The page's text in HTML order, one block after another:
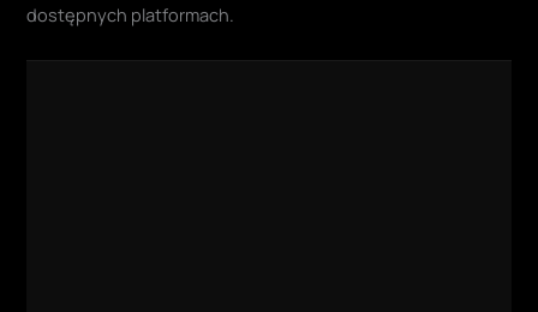
dostępnych platformach.